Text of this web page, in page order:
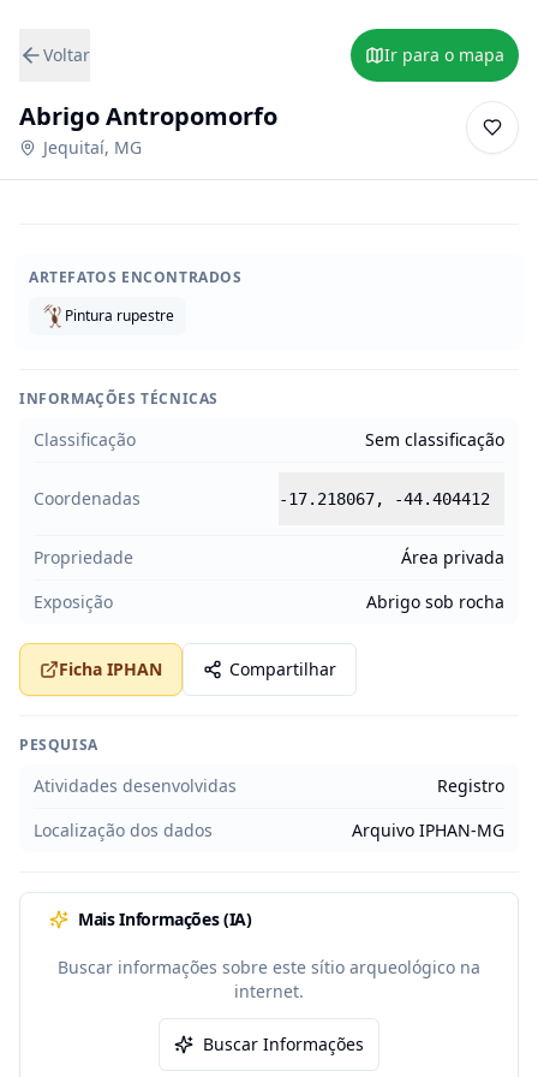
Voltar Ir para o mapa
Abrigo Antropomorfo
Jequitaí, MG
ARTEFATOS ENCONTRADOS
Pintura rupestre
INFORMAÇÕES TÉCNICAS
Classificação Sem classificação
Coordenadas -17.218067, -44.404412
Propriedade
Área privada
Exposição
Abrigo sob rocha
Ficha IPHAN Compartilhar
PESQUISA
Atividades desenvolvidas
Registro
Localização dos dados
Arquivo IPHAN-MG
Mais Informações (IA)
Buscar informações sobre este sítio arqueológico na
internet.
Buscar Informações